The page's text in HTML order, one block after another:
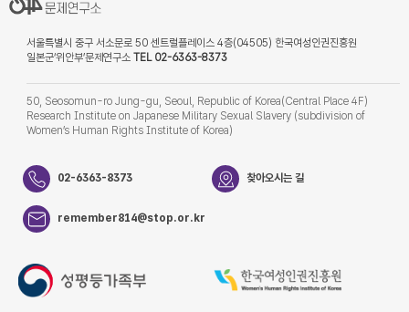
서울특별시 중구 서소문로 50 센트럴플레이스 4층(04505) 한국여성인권진흥원
일본군‘위안부’문제연구소 TEL 02-6363-8373
50, Seosomun-ro Jung-gu, Seoul, Republic of Korea(Central Place 4F)
Research Institute on Japanese Military Sexual Slavery (subdivision of
Women’s Human Rights Institute of Korea)
02-6363-8373 찾아오시는 길
remember814@stop.or.kr